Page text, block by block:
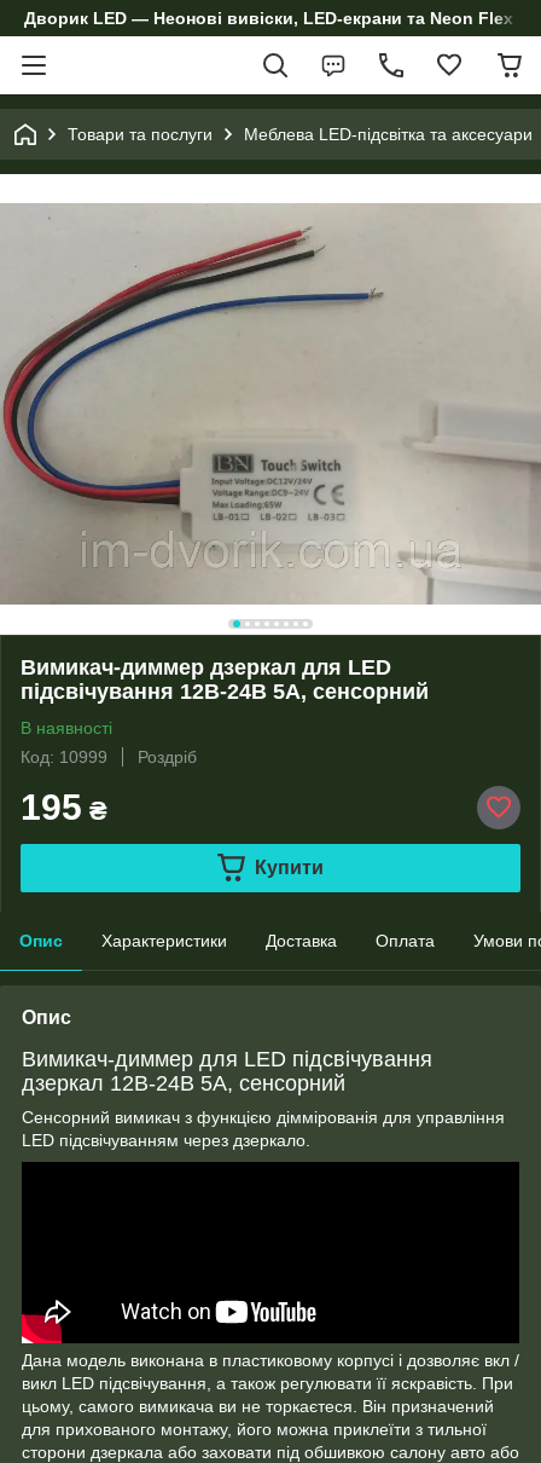
Дворик LED — Неонові вивіски, LED-екрани та Neon Flex
Товари та послуги Меблева LED-підсвітка та аксесуари
Вимикач-диммер дзеркал для LED
підсвічування 12В-24В 5А, сенсорний
В наявності
Код: 10999
Роздріб
195 ₴
Купити
Опис Характеристики Доставка Оплата Умови
Опис
Вимикач-диммер для LED підсвічування
дзеркал 12В-24В 5А, сенсорний
Сенсорний вимикач з функцією діммірованія для управління
LED підсвічуванням через дзеркало.
Дана модель виконана в пластиковому корпусі і дозволяє вкл /
викл LED підсвічування, а також регулювати її яскравість. При
цьому, самого вимикача ви не торкаєтеся. Він призначений
для прихованого монтажу, його можна приклеїти з тильної
сторони дзеркала або заховати під обшивкою салону авто або